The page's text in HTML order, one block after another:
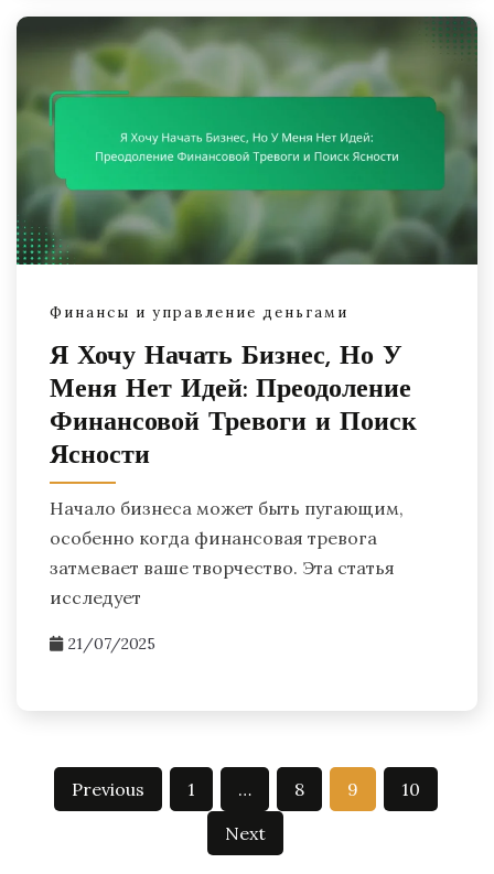
Финансы и управление деньгами
Я Хочу Начать Бизнес, Но У
Меня Нет Идей: Преодоление
Финансовой Тревоги и Поиск
Ясности
Начало бизнеса может быть пугающим,
особенно когда финансовая тревога
затмевает ваше творчество. Эта статья
исследует
21/07/2025
PostsPrevious 1 … 8 9
10
Next